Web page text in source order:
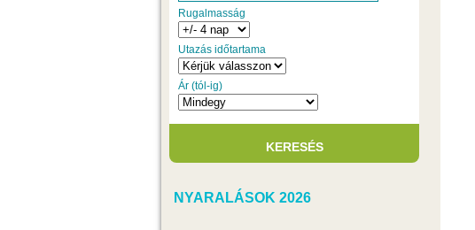
Rugalmasság
Utazás időtartama
Ár (tól-ig)
NYARALÁSOK 2026